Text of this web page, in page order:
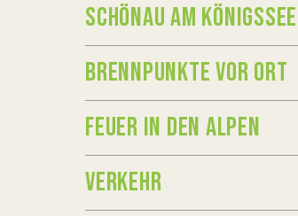
SCHÖNAU AM KÖNIGSSEE
BRENNPUNKTE VOR ORT
FEUER IN DEN ALPEN
VERKEHR